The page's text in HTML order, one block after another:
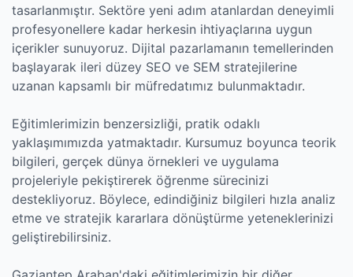
tasarlanmıştır. Sektöre yeni adım atanlardan deneyimli
profesyonellere kadar herkesin ihtiyaçlarına uygun
içerikler sunuyoruz. Dijital pazarlamanın temellerinden
başlayarak ileri düzey SEO ve SEM stratejilerine
uzanan kapsamlı bir müfredatımız bulunmaktadır.
Eğitimlerimizin benzersizliği, pratik odaklı
yaklaşımımızda yatmaktadır. Kursumuz boyunca teorik
bilgileri, gerçek dünya örnekleri ve uygulama
projeleriyle pekiştirerek öğrenme sürecinizi
destekliyoruz. Böylece, edindiğiniz bilgileri hızla analiz
etme ve stratejik kararlara dönüştürme yeteneklerinizi
geliştirebilirsiniz.